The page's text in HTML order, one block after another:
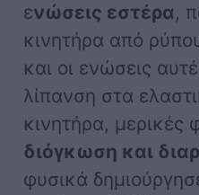
ενώσεις εστέρα,
κινητήρα από
και οι ενώσεις
λίπανση στα
κινητήρα,
διόγκωση και
φυσικά